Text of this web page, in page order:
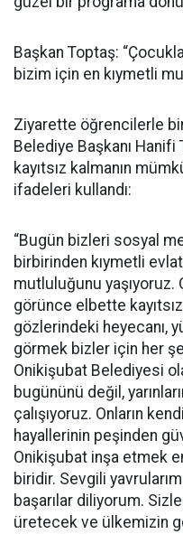
Başkan Toptaş:
bizim için en kıymetli
Ziyarette öğrencilerle
Belediye Başkanı
kayıtsız kalmanın
ifadeleri kullandı:
“Bugün bizleri sosyal
birbirinden kıymetli
mutluluğunu yaşıyoruz.
görünce elbette kayıtsız
gözlerindeki heyecanı,
görmek bizler için her
Onikişubat Belediyesi
bugününü değil,
çalışıyoruz. Onların
hayallerinin peşinden
Onikişubat inşa etmek
biridir. Sevgili
başarılar diliyorum.
üretecek ve ülkemizin